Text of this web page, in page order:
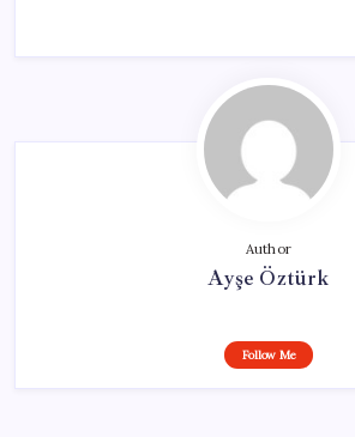
Author
Ayşe Öztürk
Follow Me